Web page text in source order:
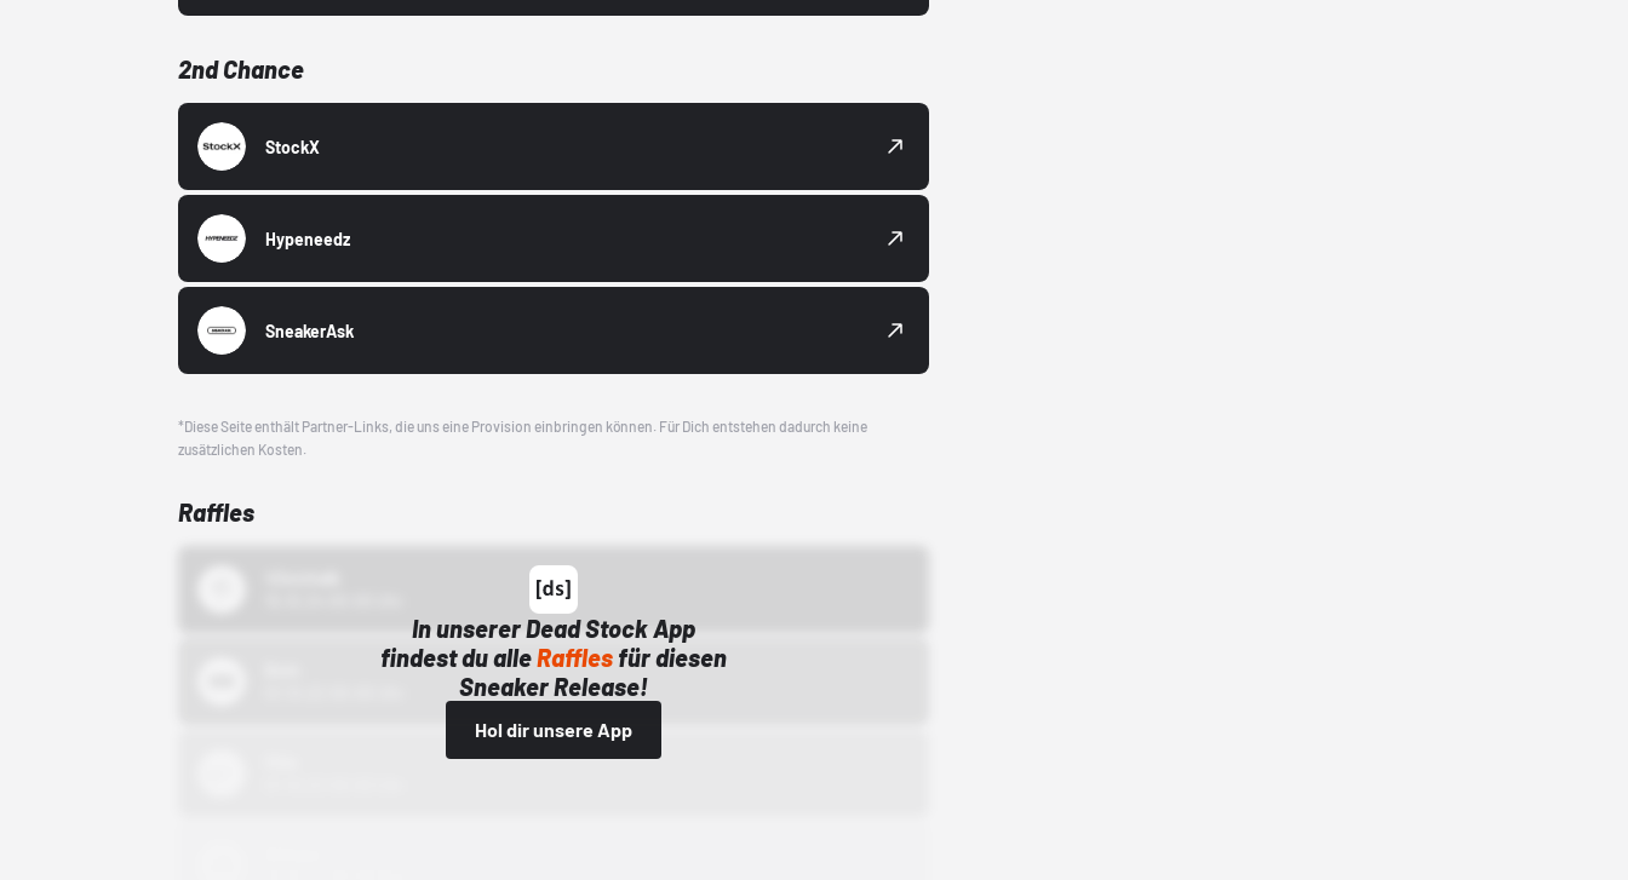
2nd Chance
StockX
Hypeneedz
SneakerAsk
*Diese Seite enthält Partner-Links, die uns eine Provision einbringen können. Für Dich entstehen dadurch keine
zusätzlichen Kosten.
Raffles
In unserer Dead Stock App
findest du alleRaffles für diesen
Sneaker Release!
Hol dir unsere App